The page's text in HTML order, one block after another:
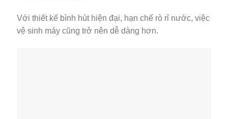
Với thiết kế bình hút hiện đại, hạn chế rò rỉ nước, việc
vệ sinh máy cũng trở nên dễ dàng hơn.